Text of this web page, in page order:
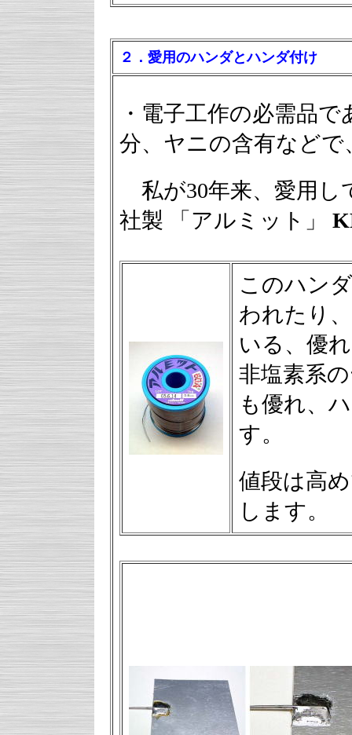
２．愛用のハンダとハンダ付け
・電子工作の必需品
分、ヤニの含有など
私が30年来、愛用し
社製 「アルミット」
このハン
われたり
いる、優
非塩素系
も優れ、
す。
値段は高
します。